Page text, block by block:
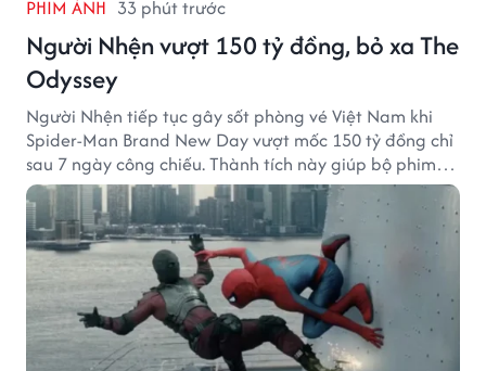
PHIM ẢNH 33 phút trước
Người Nhện vượt 150 tỷ đồng, bỏ xa The
Odyssey
Người Nhện tiếp tục gây sốt phòng vé Việt Nam khi
Spider-Man Brand New Day vượt mốc 150 tỷ đồng chỉ
sau 7 ngày công chiếu. Thành tích này giúp bộ phim
của Tom Holland tạo khoảng cách đáng kể với The
Odyssey trên đường đua doanh thu.